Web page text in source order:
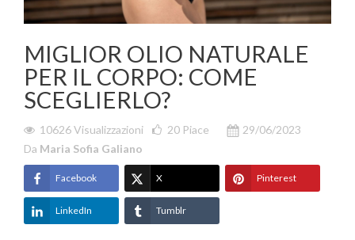
MIGLIOR OLIO NATURALE
PER IL CORPO: COME
SCEGLIERLO?
10626 Visualizzazioni 20 Piace
29/06/2023
Da Maria Sofia Galiano
Facebook X Pinterest
LinkedIn Tumblr